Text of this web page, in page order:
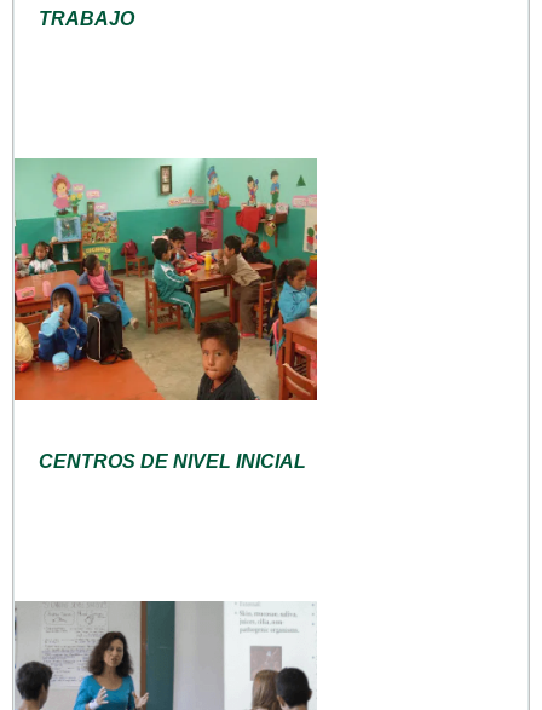
TRABAJO
CENTROS DE NIVEL INICIAL